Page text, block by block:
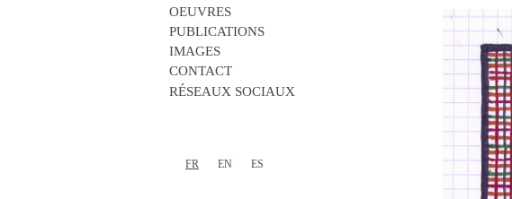
OEUVRES
PUBLICATIONS
IMAGES
CONTACT
RÉSEAUX SOCIAUX
FR EN ES